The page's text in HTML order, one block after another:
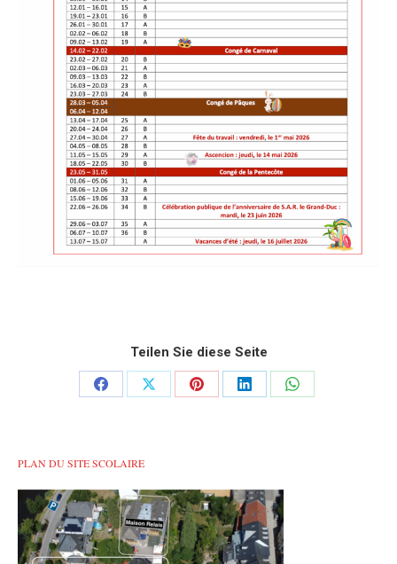
Teilen Sie diese Seite
Share
Share
Share
Share
Share
PLAN DU SITE SCOLAIRE